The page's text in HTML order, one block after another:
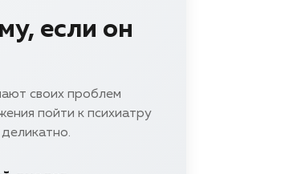
если он
своих проблем
пойти к психиатру